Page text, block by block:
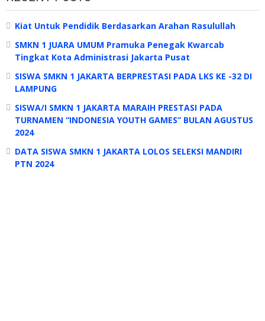
Kiat Untuk Pendidik Berdasarkan Arahan Rasulullah
SMKN 1 JUARA UMUM Pramuka Penegak Kwarcab
Tingkat Kota Administrasi Jakarta Pusat
SISWA SMKN 1 JAKARTA BERPRESTASI PADA LKS KE -32 DI
LAMPUNG
SISWA/I SMKN 1 JAKARTA MARAIH PRESTASI PADA
TURNAMEN “INDONESIA YOUTH GAMES” BULAN AGUSTUS
2024
DATA SISWA SMKN 1 JAKARTA LOLOS SELEKSI MANDIRI
PTN 2024